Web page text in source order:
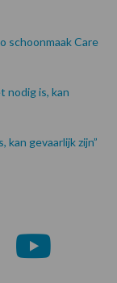
schoonmaak Care
nodig is, kan
gevaarlijk zijn”